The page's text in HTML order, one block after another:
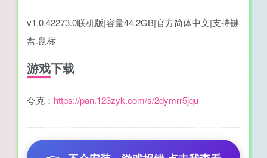
v1.0.42273.0联机版|容量44.2GB|官方简体中文|支持键
盘.鼠标
游戏下载
夸克： https://pan.123zyk.com/s/2dymrr5jqu